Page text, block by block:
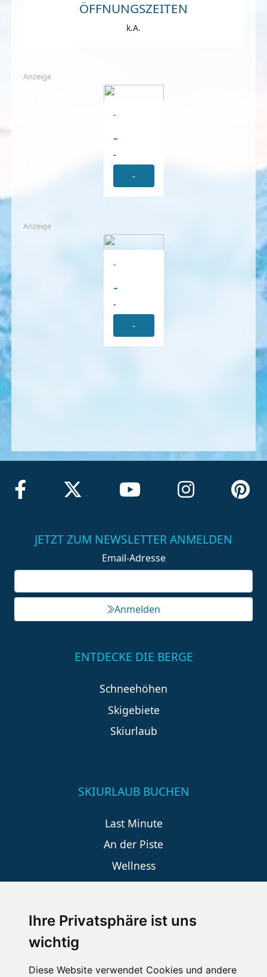
Ihre Privatsphäre ist uns
wichtig
Diese Website verwendet Cookies und andere
ÖFFNUNGSZEITEN
k.A.
Anzeige
-
-
-
-
Anzeige
-
-
-
-
JETZT ZUM NEWSLETTER ANMELDEN
Email-Adresse
Anmelden
ENTDECKE DIE BERGE
Schneehöhen
Skigebiete
Skiurlaub
SKIURLAUB BUCHEN
Last Minute
An der Piste
Wellness
SCHNEEHÖHEN SKI APP
Die Schneehoehen Ski APP für iOS und Android - Ein
Muss für alle Wintersportler und Schneefreaks!